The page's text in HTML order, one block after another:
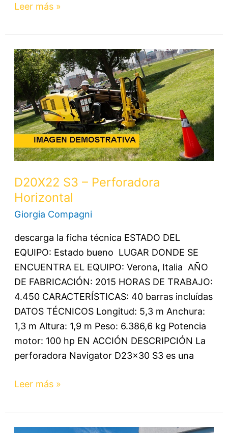
Leer más »
D20X22 S3 – Perforadora
Horizontal
Giorgia Compagni
descarga la ficha técnica ESTADO DEL
EQUIPO: Estado bueno LUGAR DONDE SE
ENCUENTRA EL EQUIPO: Verona, Italia AÑO
DE FABRICACIÓN: 2015 HORAS DE TRABAJO:
4.450 CARACTERÍSTICAS: 40 barras incluídas
DATOS TÉCNICOS Longitud: 5,3 m Anchura:
1,3 m Altura: 1,9 m Peso: 6.386,6 kg Potencia
motor: 100 hp EN ACCIÓN DESCRIPCIÓN La
perforadora Navigator D23x30 S3 es una
D20X22
S3
–
Perforadora
Horizontal
Leer más »